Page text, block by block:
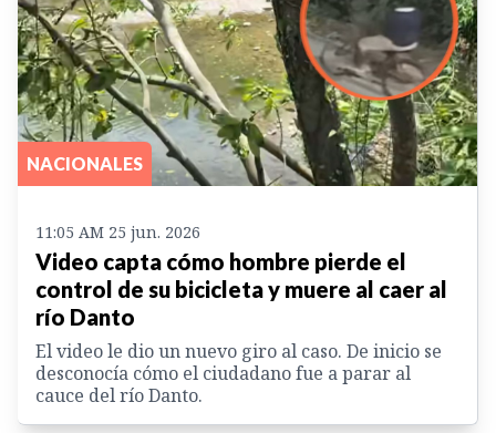
NACIONALES
11:05 AM 25 jun. 2026
Video capta cómo hombre pierde el
control de su bicicleta y muere al caer al
río Danto
El video le dio un nuevo giro al caso. De inicio se
desconocía cómo el ciudadano fue a parar al
cauce del río Danto.